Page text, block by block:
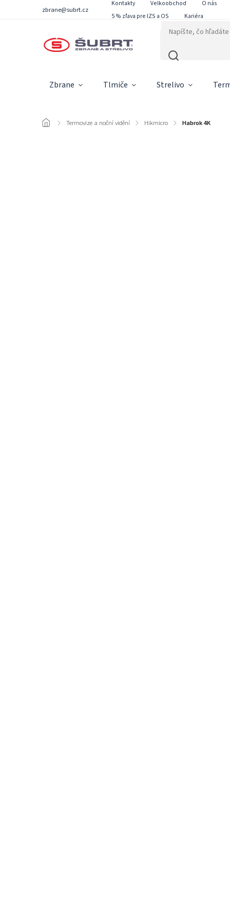
zbrane@subrt.cz
Kontakty Velkoobchod O nás
5 % zľava pre IZS a OS
Kariéra
Zbrane Tlmiče Strelivo
/ Termovize a noční vidění / Hikmicro / Habrok 4K